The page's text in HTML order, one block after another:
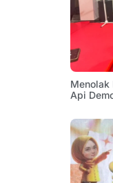
Menolak
Api